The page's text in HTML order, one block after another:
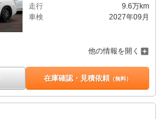
走行
9.6万km
車検
2027年09月
他の情報を開く
在庫確認・見積依頼（無料）